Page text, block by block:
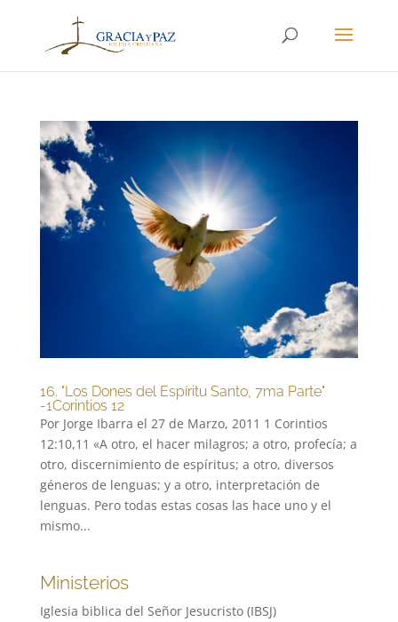
16. "Los Dones del Espíritu Santo, 7ma Parte"
-1Corintios 12
Por Jorge Ibarra el 27 de Marzo, 2011 1 Corintios
12:10,11 «A otro, el hacer milagros; a otro, profecía; a
otro, discernimiento de espíritus; a otro, diversos
géneros de lenguas; y a otro, interpretación de
lenguas. Pero todas estas cosas las hace uno y el
mismo...
Ministerios
Iglesia biblica del Señor Jesucristo (IBSJ)